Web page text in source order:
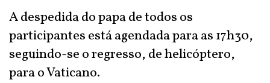
A despedida do papa de todos os
participantes está agendada para as 17h30,
seguindo-se o regresso, de helicóptero,
para o Vaticano.